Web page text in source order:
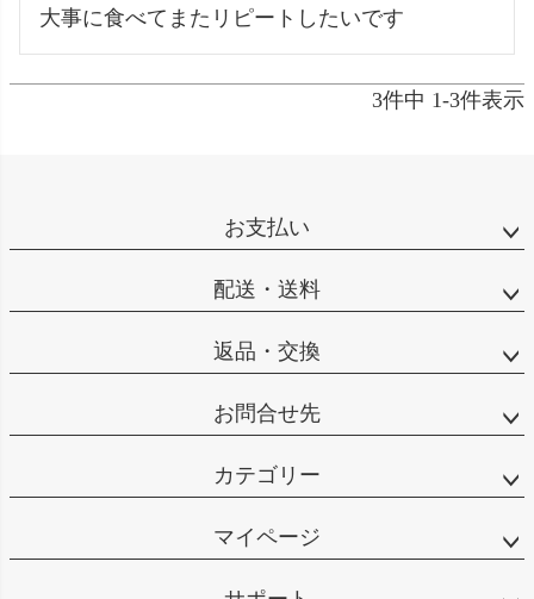
大事に食べてまたリピートしたいです
3件中 1-3件表示
お支払い
配送・送料
返品・交換
お問合せ先
カテゴリー
マイページ